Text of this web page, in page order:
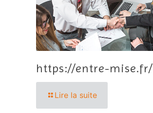
https://entre-mise.fr/
Lire la suite